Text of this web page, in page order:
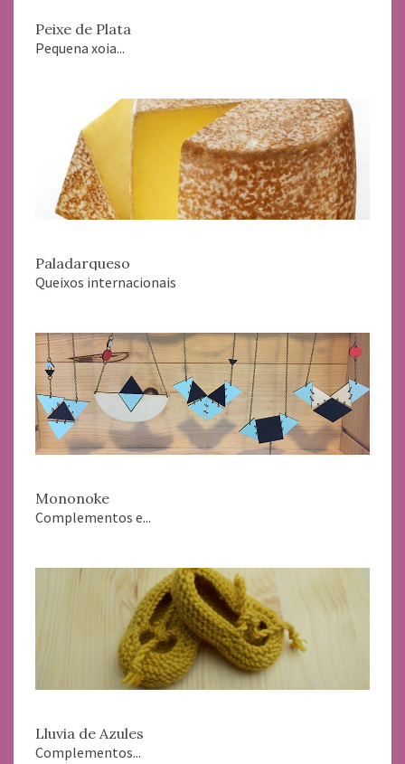
Peixe de Plata
Pequena xoia...
Paladarqueso
Queixos internacionais
Mononoke
Complementos e...
Lluvia de Azules
Complementos...